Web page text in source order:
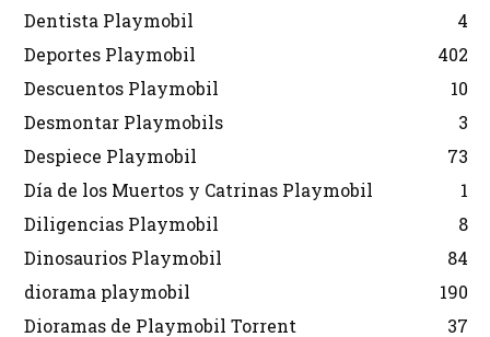
Dentista Playmobil
4
Deportes Playmobil
402
Descuentos Playmobil
10
Desmontar Playmobils
3
Despiece Playmobil
73
Día de los Muertos y Catrinas Playmobil
1
Diligencias Playmobil
8
Dinosaurios Playmobil
84
diorama playmobil
190
Dioramas de Playmobil Torrent
37